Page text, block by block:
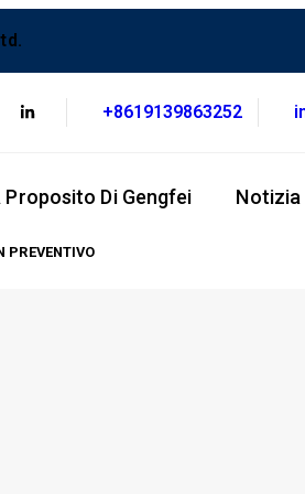
+8619139863252
Proposito Di Gengfei Notizia
PREVENTIVO